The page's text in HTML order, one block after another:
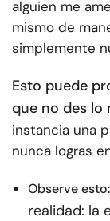
alguien me
mismo de
simplemente
Esto puede
que no des lo
instancia una
nunca logras
Observe esto:
realidad: la